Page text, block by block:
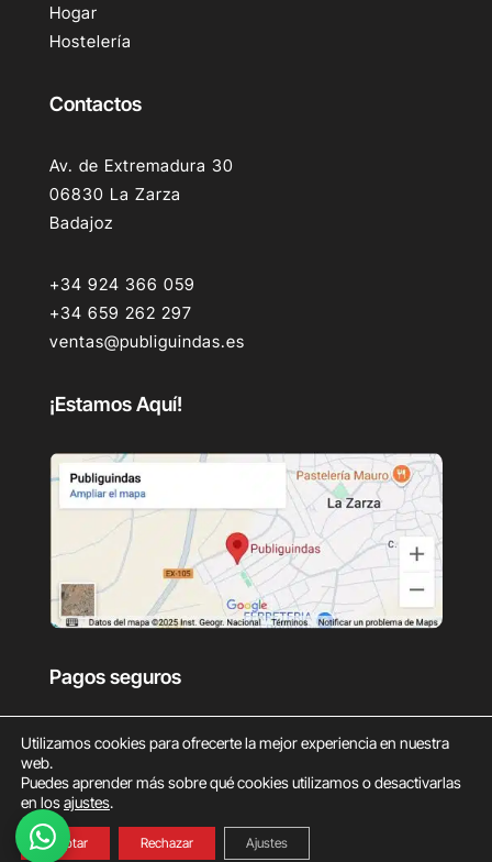
Hogar
Hostelería
Contactos
Av. de Extremadura 30
06830 La Zarza
Badajoz
+34 924 366 059
+34 659 262 297
ventas@publiguindas.es
¡Estamos Aquí!
Pagos seguros
© Copyright Publiguindas 2025.
Utilizamos cookies para ofrecerte la mejor experiencia en nuestra
web.
Puedes aprender más sobre qué cookies utilizamos o desactivarlas
en losajustes.
Aceptar Rechazar Ajustes